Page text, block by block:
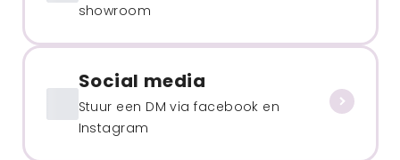
showroom
Social media
Stuur een DM via facebook en
Instagram